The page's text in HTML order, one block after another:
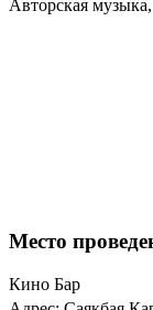
Авторская
Место
Кино Бар